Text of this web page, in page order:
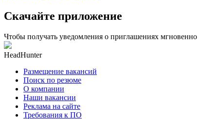
Скачайте приложение
Чтобы получать уведомления о приглашениях мгновенно
HeadHunter
Размещение вакансий
Поиск по резюме
О компании
Наши вакансии
Реклама на сайте
Требования к ПО